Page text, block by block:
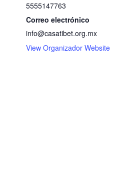
5555147763
Correo electrónico
info@casatibet.org.mx
View Organizador Website